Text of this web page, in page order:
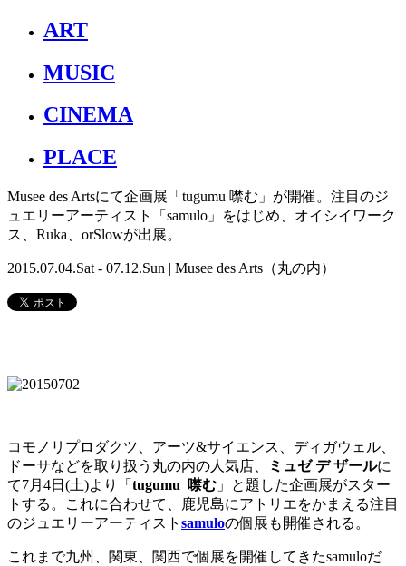
ART
MUSIC
CINEMA
PLACE
Musee des Artsにて企画展「tugumu 噤む」が開催。注目のジ
ュエリーアーティスト「samulo」をはじめ、オイシイワーク
ス、Ruka、orSlowが出展。
2015.07.04.Sat - 07.12.Sun | Musee des Arts（丸の内）
コモノリプロダクツ、アーツ&サイエンス、ディガウェル、
ドーサなどを取り扱う丸の内の人気店、
ミュゼ デ ザールに
て7月4日(土)より「 tugumu 噤む 」と題した企画展がスター
トする。これに合わせて、鹿児島にアトリエをかまえる注目
のジュエリーアーティスト samuloの個展も開催される。
これまで九州、関東、関西で個展を開催してきたsamuloだ